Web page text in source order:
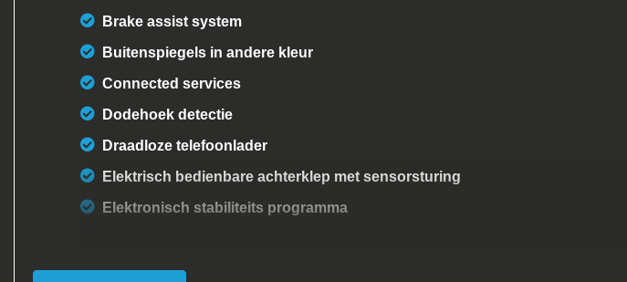
Brake assist system
Buitenspiegels in andere kleur
Connected services
Dodehoek detectie
Draadloze telefoonlader
Elektrisch bedienbare achterklep met sensorsturing
Elektronisch stabiliteits programma
Full-led koplampen